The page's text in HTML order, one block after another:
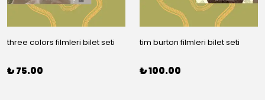
three colors filmleri bilet seti
₺ 75.00
tim burton filmleri bilet seti
₺ 100.00